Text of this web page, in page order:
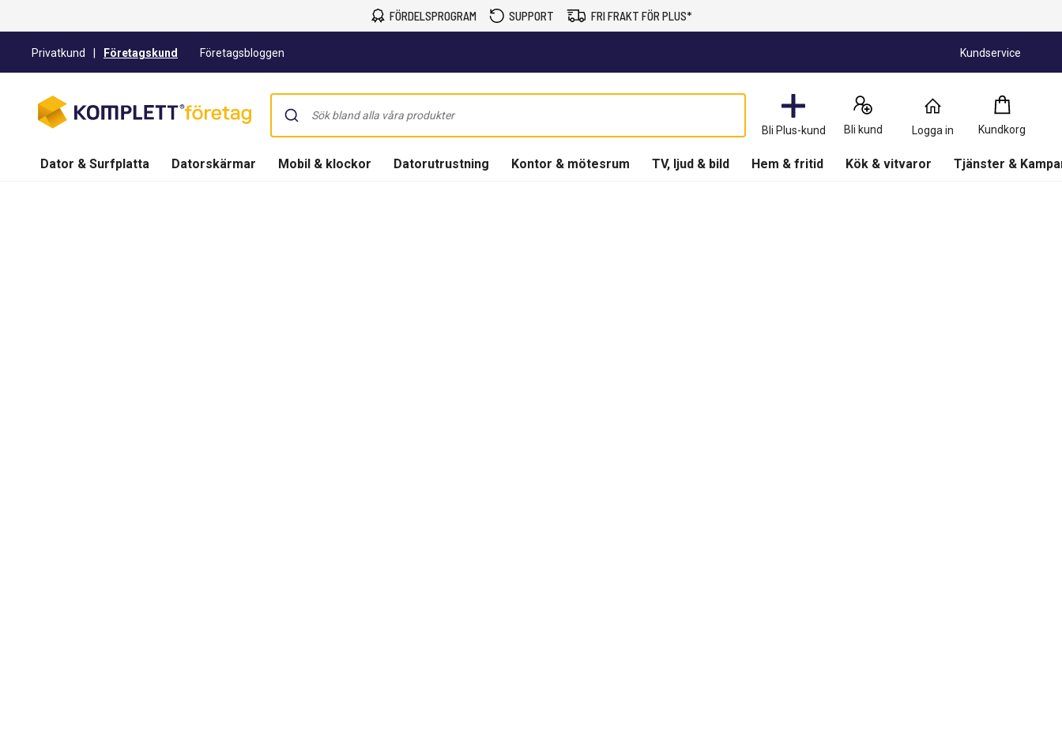
FÖRDELSPROGRAM SUPPORT FRI FRAKT FÖR PLUS*
Privatkund Företagskund Företagsbloggen Kundservice
Bli Plus-kund Bli kund Logga in Kundkorg
Kundkorg
0
Produkter
Dator & Surfplatta Datorskärmar Mobil & klockor Datorutrustning Kontor & mötesrum TV, ljud & bild Hem & fritid Kök & vitvaror Tjänster &